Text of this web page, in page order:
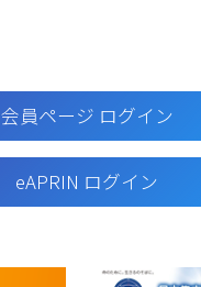
会員ページ ログイン
eAPRIN ログイン